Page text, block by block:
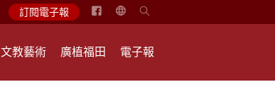
訂閱電子報
简
中
文教藝術 廣植福田 電子報